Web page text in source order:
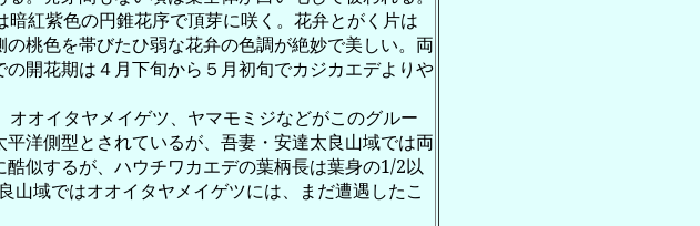
紅紫色の円錐花序で頂芽に咲く。花弁とがく片は
桃色を帯びたひ弱な花弁の色調が絶妙で美しい。両
開花期は４月下旬から５月初旬でカジカエデよりや
オイタヤメイゲツ、ヤマモミジなどがこのグルー
洋側型とされているが、吾妻・安達太良山域では両
似するが、ハウチワカエデの葉柄長は葉身の1/2以
山域ではオオイタヤメイゲツには、まだ遭遇したこ